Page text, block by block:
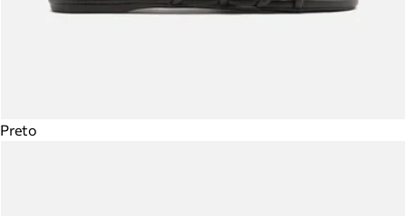
Preto